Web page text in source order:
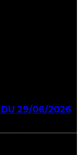
DU 29/06/2026